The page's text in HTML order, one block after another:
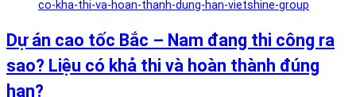
Dự án cao tốc Bắc – Nam đang thi công ra
sao? Liệu có khả thi và hoàn thành đúng
hạn?